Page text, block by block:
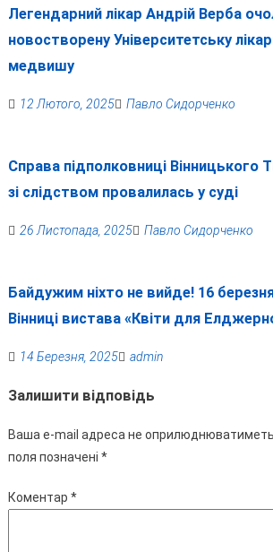
Легендарний лікар Андрій Верба
новостворену Університетську
медвишу
12 Лютого, 2025 Павло Сидорченко
Справа підполковниці Вінницького
зі слідством провалилась у суді
26 Листопада, 2025 Павло Сидорченко
Байдужим ніхто не вийде! 16
Вінниці вистава «Квіти для
14 Березня, 2025 admin
Залишити відповідь
Ваша e-mail адреса не
поля позначені *
Коментар *